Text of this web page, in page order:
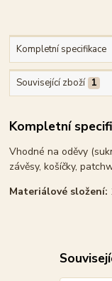
Kompletní specifikace
Související zboží 1
Kompletní
Vhodné na oděvy
závěsy, košíčky,
Materiálové složení: